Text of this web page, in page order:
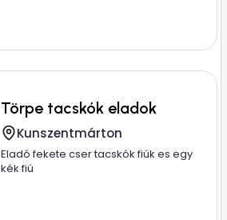
Törpe tacskók eladok
Kunszentmárton
Eladó fekete cser tacskók fiúk es egy
kék fiú